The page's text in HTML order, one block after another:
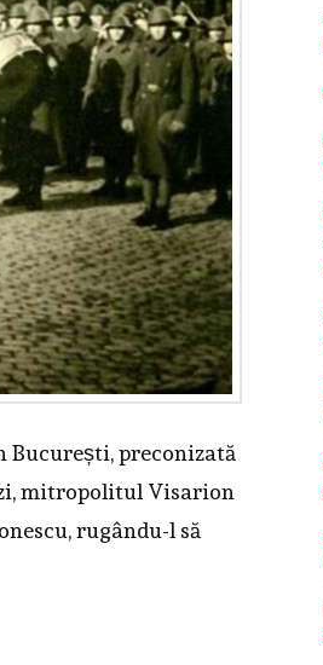
București, preconizată
mitropolitul Visarion
rugându-l să